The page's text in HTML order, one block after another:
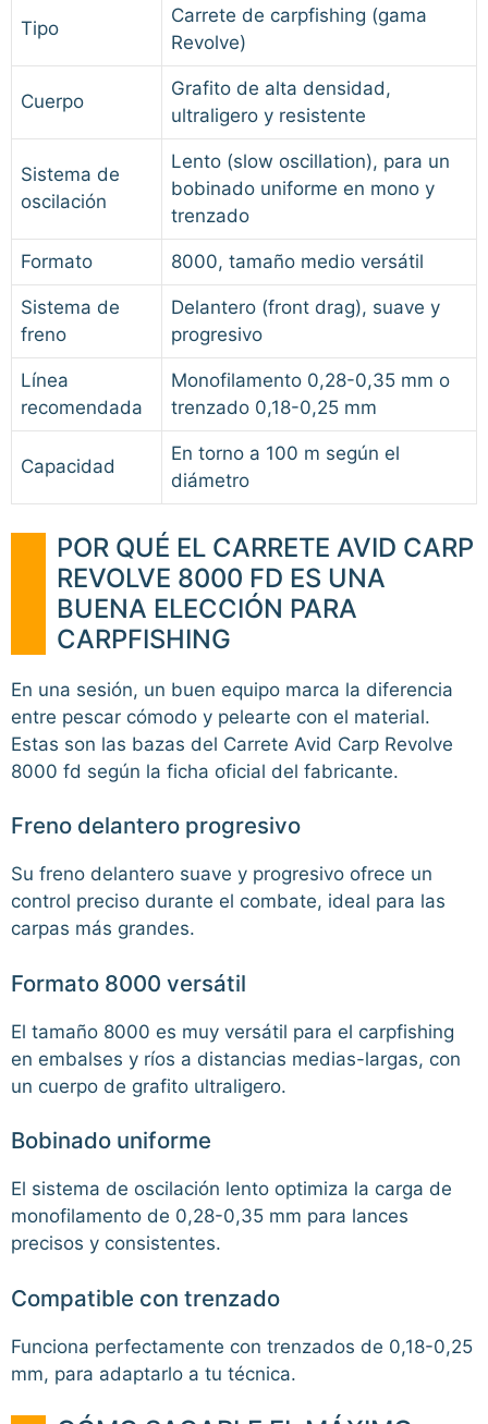
Tipo
Carrete de carpfishing (gama
Revolve)
Cuerpo
Grafito de alta densidad,
ultraligero y resistente
Sistema de
oscilación
Lento (slow oscillation), para un
bobinado uniforme en mono y
trenzado
Formato 8000, tamaño medio versátil
Sistema de
freno
Delantero (front drag), suave y
progresivo
Línea
recomendada
Monofilamento 0,28-0,35 mm o
trenzado 0,18-0,25 mm
Capacidad
En torno a 100 m según el
diámetro
POR QUÉ EL CARRETE AVID CARP
REVOLVE 8000 FD ES UNA
BUENA ELECCIÓN PARA
CARPFISHING
En una sesión, un buen equipo marca la diferencia
entre pescar cómodo y pelearte con el material.
Estas son las bazas del Carrete Avid Carp Revolve
8000 fd según la ficha oficial del fabricante.
Freno delantero progresivo
Su freno delantero suave y progresivo ofrece un
control preciso durante el combate, ideal para las
carpas más grandes.
Formato 8000 versátil
El tamaño 8000 es muy versátil para el carpfishing
en embalses y ríos a distancias medias-largas, con
un cuerpo de grafito ultraligero.
Bobinado uniforme
El sistema de oscilación lento optimiza la carga de
monofilamento de 0,28-0,35 mm para lances
precisos y consistentes.
Compatible con trenzado
Funciona perfectamente con trenzados de 0,18-0,25
mm, para adaptarlo a tu técnica.